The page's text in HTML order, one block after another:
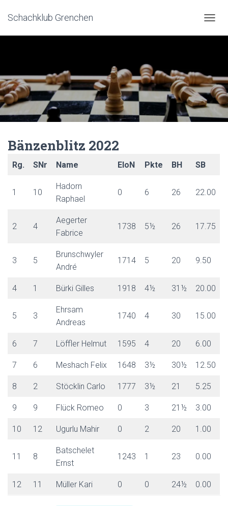
Schachklub Grenchen
A
A
T
I
O
A
E
Bänzenblitz 2022
Rg. SNr Name EloN Pkte BH SB
1 10
Hadorn
Raphael
0 6 26 22.00
2 4
Aegerter
Fabrice
1738 5½ 26 17.75
3 5
Brunschwyler
André
1714 5 20 9.50
4 1 Bürki Gilles 1918 4½ 31½ 20.00
5 3
Ehrsam
Andreas
1740 4 30 15.00
6 7 Löffler Helmut 1595 4 20 6.00
7 6 Meshach Felix 1648 3½ 30½ 12.50
8 2 Stöcklin Carlo 1777 3½ 21 5.25
9 9 Flück Romeo 0 3 21½ 3.00
10 12 Ugurlu Mahir 0 2 20 1.00
11 8
Batschelet
Ernst
1243 1 23 0.00
12 11 Müller Kari 0 0 24½ 0.00